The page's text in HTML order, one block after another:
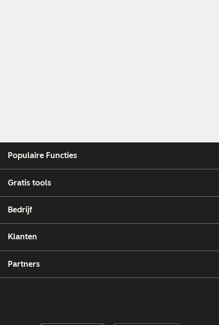
Populaire Functies
Gratis tools
Bedrijf
Klanten
Partners